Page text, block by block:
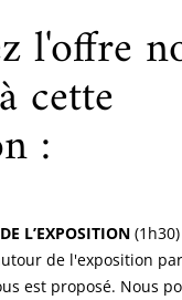
l'offre
cette
:
L’EXPOSITION
de l'exposition
est proposé. Nous